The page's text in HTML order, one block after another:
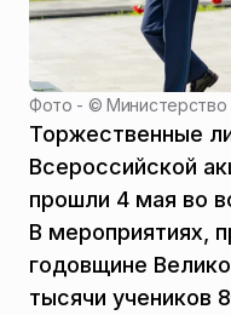
Фото - ©Министерство
Торжественные
Всероссийской
прошли 4 мая во
В мероприятиях,
годовщине
тысячи учеников